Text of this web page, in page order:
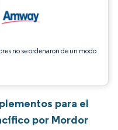
no se ordenaron de un modo
para el
por Mordor